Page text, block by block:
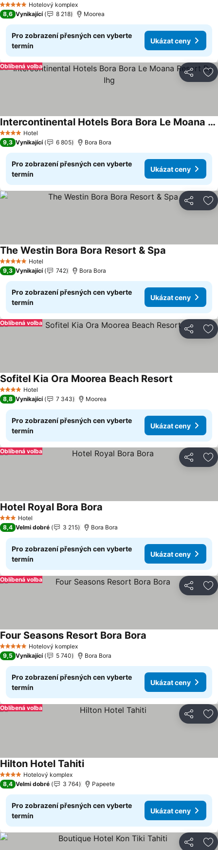
5 Počet hvězdičekHotelový komplex
8,6 Vynikající 8 218 Moorea
Pro zobrazení přesných cen vyberte
termín
Ukázat ceny
Sdílet
Oblíbená volba
4 Počet hvězdiček
Hotel
Intercontinental Hotels Bora Bora Le Moana Resort By Ihg
Ukázat ceny
9,3 Vynikající 6 805 Bora Bora
Pro zobrazení přesných cen vyberte
termín
Ukázat ceny
Sdílet
5 Počet hvězdiček
Hotel
The Westin Bora Bora Resort & Spa
9,3 Vynikající 742 Bora Bora
Pro zobrazení přesných cen vyberte
termín
Ukázat ceny
Sdílet
Oblíbená volba
4 Počet hvězdiček
Hotel
Sofitel Kia Ora Moorea Beach Resort
8,8 Vynikající 7 343 Moorea
Pro zobrazení přesných cen vyberte
termín
Ukázat ceny
Sdílet
Oblíbená volba
3 Počet hvězdiček
Hotel
Hotel Royal Bora Bora
8,4 Velmi dobré 3 215 Bora Bora
Pro zobrazení přesných cen vyberte
termín
Ukázat ceny
Sdílet
Oblíbená volba
5 Počet hvězdičekHotelový komplex
Four Seasons Resort Bora Bora
9,5 Vynikající 5 740 Bora Bora
Pro zobrazení přesných cen vyberte
termín
Ukázat ceny
Sdílet
Oblíbená volba
4 Počet hvězdiček
Hotelový komplex
Hilton Hotel TahitiUkázat ceny
8,4 Velmi dobré 3 764 Papeete
Pro zobrazení přesných cen vyberte
termín
Ukázat ceny
Sdílet